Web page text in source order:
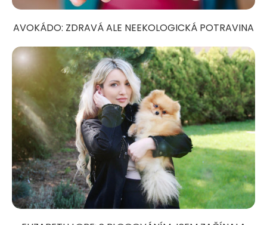
AVOKÁDO: ZDRAVÁ ALE NEEKOLOGICKÁ POTRAVINA